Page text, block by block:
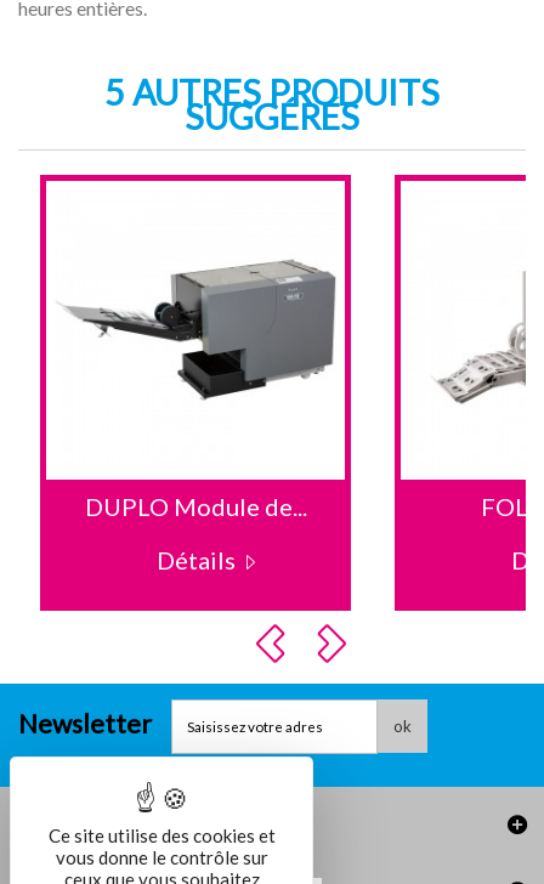
heures entières.
5 AUTRES PRODUITS
SUGGÉRÉS
DUPLO Module de...
Détails
Newsletter ok
Informations
Ce site utilise des cookies et
vous donne le contrôle sur
ceux que vous souhaitez